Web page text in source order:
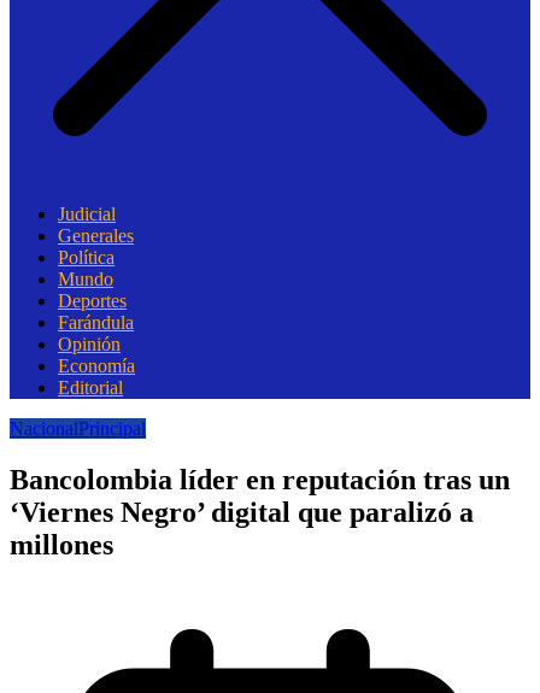
Judicial
Generales
Política
Mundo
Deportes
Farándula
Opinión
Economía
Editorial
NacionalPrincipal
Bancolombia líder en reputación tras un
‘Viernes Negro’ digital que paralizó a
millones